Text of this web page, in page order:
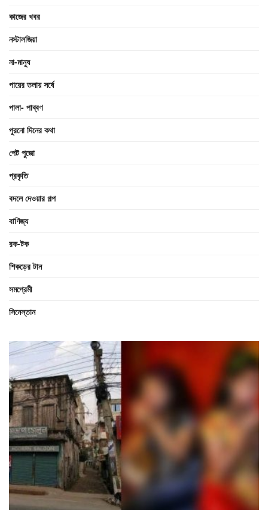
কাজের খবর
নস্টালজিয়া
না-মানুষ
পায়ের তলায় সর্ষে
পালা- পাব্বণ
পুরনো দিনের কথা
পেট পুজো
প্রকৃতি
বদলে দেওয়ার গল্প
বাণিজ্য
রক-টক
শিকড়ের টান
সমপ্রেমী
সিনেস্তান